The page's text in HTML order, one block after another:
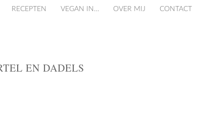
SKIP TO CONTENT
RECEPTEN VEGAN IN… OVER MIJ CONTACT
EN DADELS